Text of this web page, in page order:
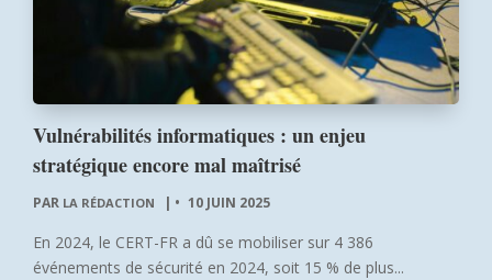
Vulnérabilités informatiques : un enjeu
stratégique encore mal maîtrisé
PAR LA RÉDACTION | 10 JUIN 2025
En 2024, le CERT-FR a dû se mobiliser sur 4 386
événements de sécurité en 2024, soit 15 % de plus...